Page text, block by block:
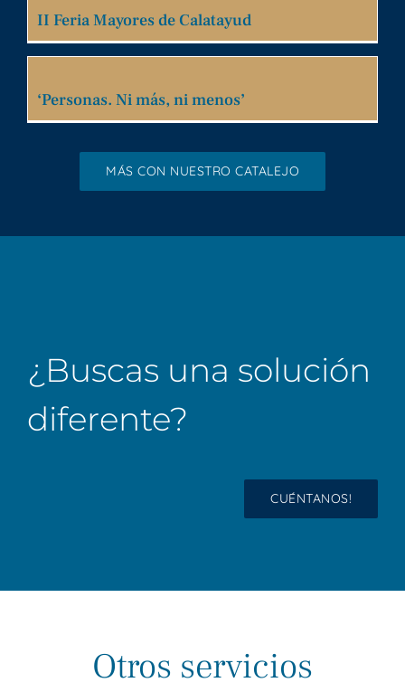
II Feria Mayores de Calatayud
‘Personas. Ni más, ni menos’
MÁS CON NUESTRO CATALEJO
¿Buscas una solución
diferente?
CUÉNTANOS!
Otros servicios